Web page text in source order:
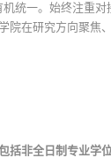
机统一。始终注重
院在研究方向聚焦
括非全日制专业学